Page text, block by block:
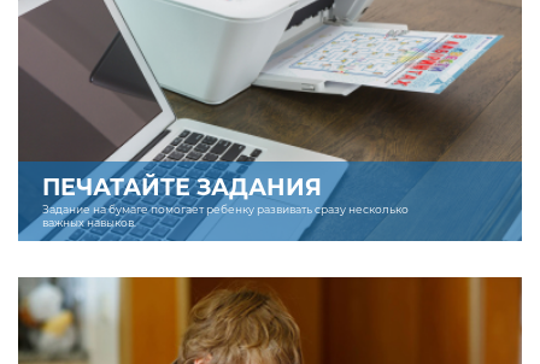
ПЕЧАТАЙТЕ ЗАДАНИЯ
Задание на бумаге помогает ребенку развивать сразу несколько
важных навыков.